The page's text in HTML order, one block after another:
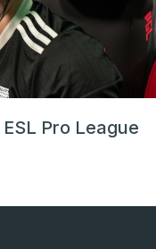
Pro League